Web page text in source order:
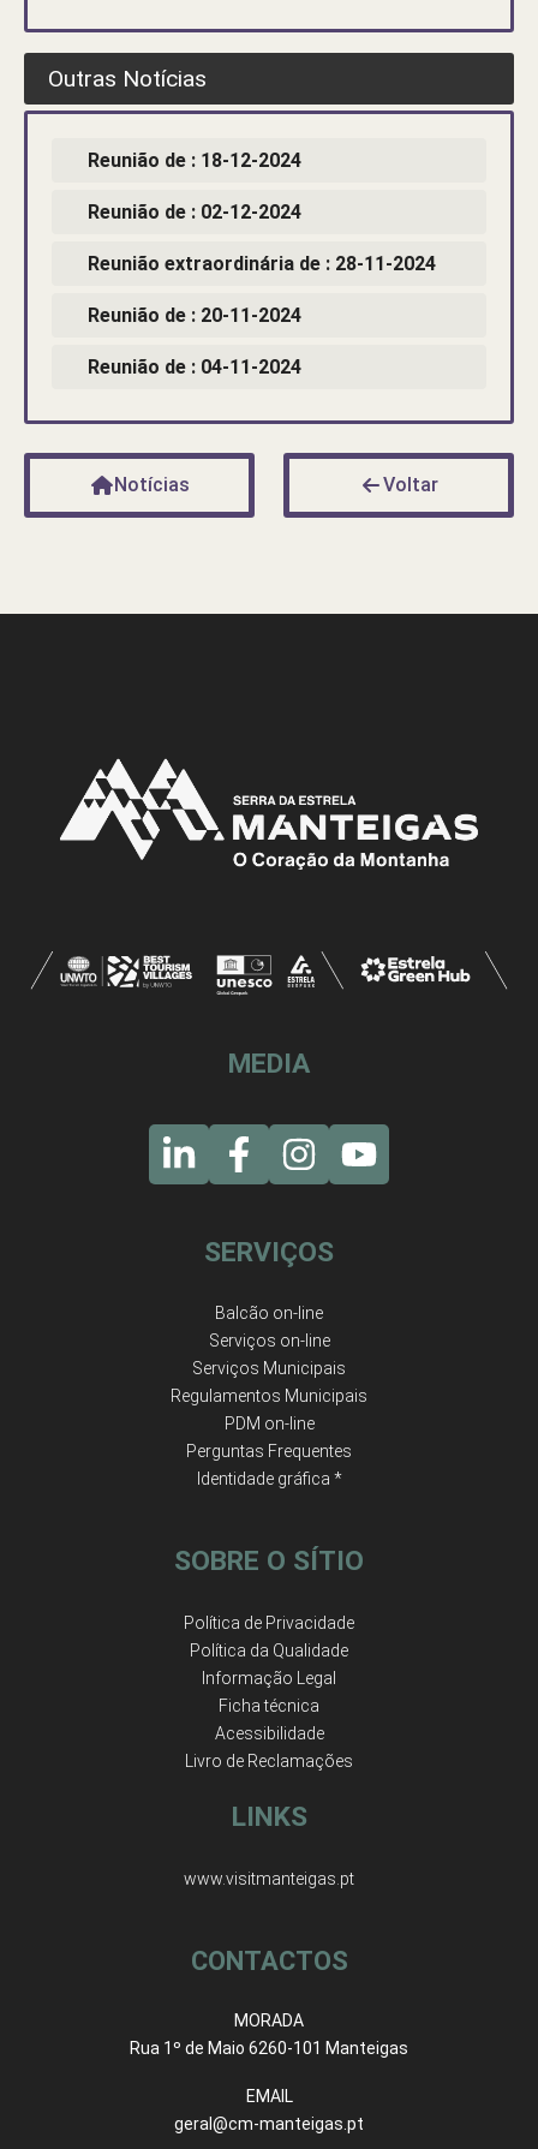
Outras Notícias
Reunião de : 18-12-2024
Reunião de : 02-12-2024
Reunião extraordinária de : 28-11-2024
Reunião de : 20-11-2024
Reunião de : 04-11-2024
Notícias Voltar
MEDIA
SERVIÇOS
Balcão on-line
Serviços on-line
Serviços Municipais
Regulamentos Municipais
PDM on-line
Perguntas Frequentes
Identidade gráfica *
SOBRE O SÍTIO
Política de Privacidade
Política da Qualidade
Informação Legal
Ficha técnica
Acessibilidade
Livro de Reclamações
LINKS
www.visitmanteigas.pt
CONTACTOS
MORADA
Rua 1º de Maio 6260-101 Manteigas
EMAIL
geral@cm-manteigas.pt